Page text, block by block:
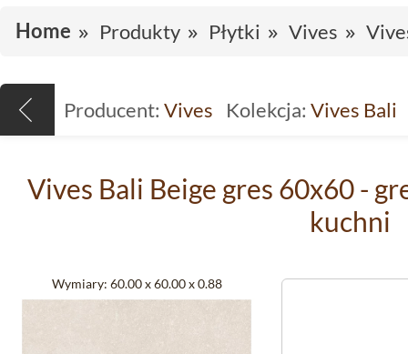
Home Produkty Płytki Vives
Producent: Vives Kolekcja: Vives Bali
Vives Bali Beige gres 60x60 -
kuchni
Wymiary: 60.00 x 60.00 x 0.88